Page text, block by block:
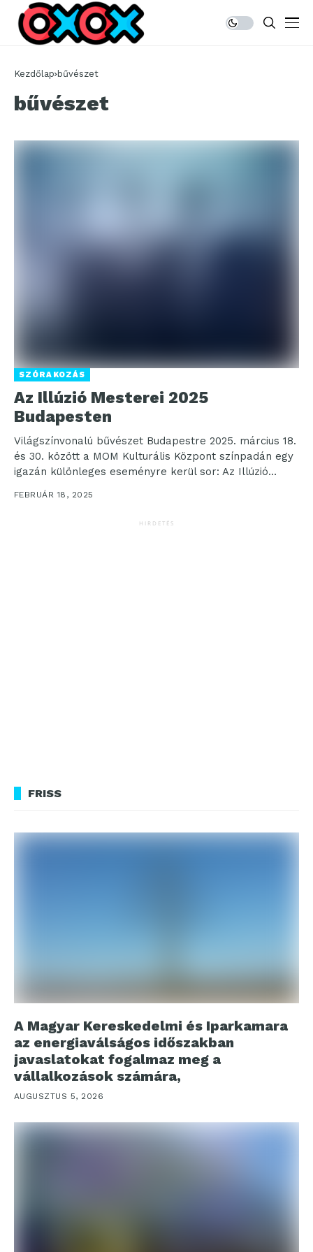
Kezdőlap bűvészet
bűvészet
SZÓRAKOZÁS
Az Illúzió Mesterei 2025
Budapesten
Világszínvonalú bűvészet Budapestre 2025. március 18.
és 30. között a MOM Kulturális Központ színpadán egy
igazán különleges eseményre kerül sor: Az Illúzió
Mesterei...
FEBRUÁR 18, 2025
HIRDETÉS
FRISS
A Magyar Kereskedelmi és Iparkamara
az energiaválságos időszakban
javaslatokat fogalmaz meg a
vállalkozások számára,
AUGUSZTUS 5, 2026